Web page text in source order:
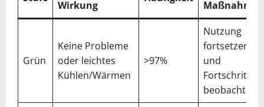
Wirkung Maßnahme
Grün
Keine Probleme
oder leichtes
Kühlen/Wärmen
>97%
Nutzung
fortsetzen
und
Fortschritt
beobachten